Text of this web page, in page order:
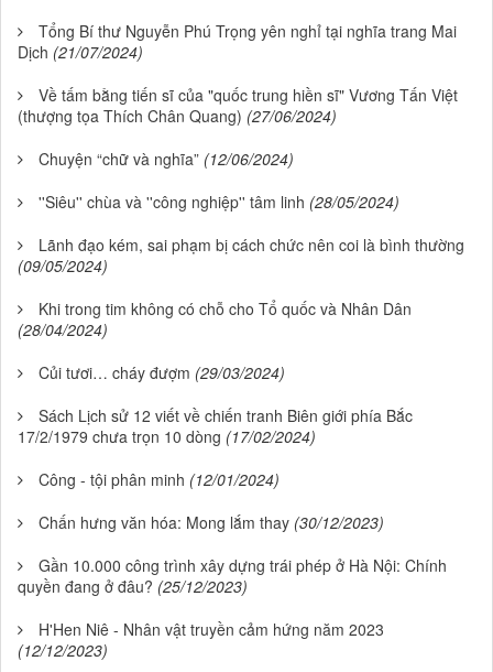
Tổng Bí thư Nguyễn Phú Trọng yên nghỉ tại nghĩa trang Mai
Dịch (21/07/2024)
Về tấm bằng tiến sĩ của "quốc trung hiền sĩ" Vương Tấn Việt
(thượng tọa Thích Chân Quang) (27/06/2024)
Chuyện “chữ và nghĩa” (12/06/2024)
''Siêu'' chùa và ''công nghiệp'' tâm linh (28/05/2024)
Lãnh đạo kém, sai phạm bị cách chức nên coi là bình thường
(09/05/2024)
Khi trong tim không có chỗ cho Tổ quốc và Nhân Dân
(28/04/2024)
Củi tươi… cháy đượm (29/03/2024)
Sách Lịch sử 12 viết về chiến tranh Biên giới phía Bắc
17/2/1979 chưa trọn 10 dòng (17/02/2024)
Công - tội phân minh (12/01/2024)
Chấn hưng văn hóa: Mong lắm thay (30/12/2023)
Gần 10.000 công trình xây dựng trái phép ở Hà Nội: Chính
quyền đang ở đâu? (25/12/2023)
H'Hen Niê - Nhân vật truyền cảm hứng năm 2023
(12/12/2023)